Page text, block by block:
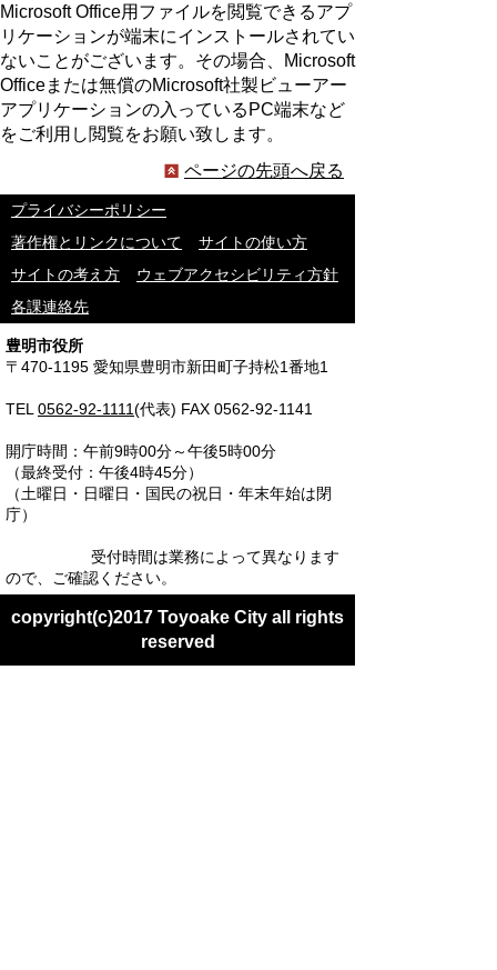
Microsoft Office用ファイルを閲覧できるアプ
リケーションが端末にインストールされてい
ないことがございます。その場合、Microsoft
Officeまたは無償のMicrosoft社製ビューアー
アプリケーションの入っているPC端末など
をご利用し閲覧をお願い致します。
ページの先頭へ戻る
プライバシーポリシー
著作権とリンクについて
サイトの使い方
サイトの考え方
ウェブアクセシビリティ方針
各課連絡先
豊明市役所
〒470-1195 愛知県豊明市新田町子持松1番地1
TEL 0562-92-1111(代表) FAX 0562-92-1141
開庁時間：午前9時00分～午後5時00分
（最終受付：午後4時45分）
（土曜日・日曜日・国民の祝日・年末年始は閉
庁）
受付時間は業務によって異なります
ので、ご確認ください。
copyright(c)2017 Toyoake City all rights
reserved